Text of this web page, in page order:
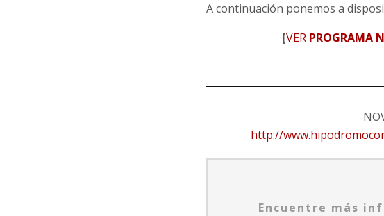
A continuación ponemos a
[VER PROGRAMA
http://
Encuentre más